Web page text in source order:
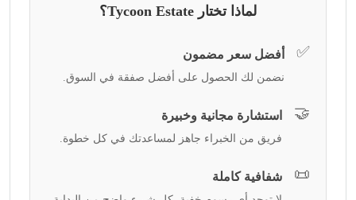
لماذا تختار Tycoon Estate؟
✅ أفضل سعر مضمون
نضمن لك الحصول على أفضل صفقة في السوق.
🤝 استشارة مجانية وخبيرة
فريق من الخبراء جاهز لمساعدتك في كل خطوة.
📜 شفافية كاملة